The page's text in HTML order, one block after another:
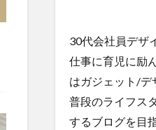
30代会社員デザ
仕事に育児に励
はガジェット/デ
普段のライフス
するブログを目